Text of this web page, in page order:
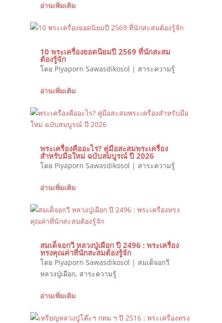
อ่านเพิ่มเติม
10 พระเครื่องยอดนิยมปี 2569 ที่นักสะสม
ต้องรู้จัก
โดย Piyaporn Sawasdikosol | สาระความรู้
อ่านเพิ่มเติม
พระเครื่องคืออะไร? คู่มือสะสมพระเครื่อง
สำหรับมือใหม่ ฉบับสมบูรณ์ ปี 2026
โดย Piyaporn Sawasdikosol | สาระความรู้
อ่านเพิ่มเติม
สมเด็จอกวี หลวงปู่เผือก ปี 2496 : พระเครื่อง
ทรงคุณค่าที่นักสะสมต้องรู้จัก
โดย Piyaporn Sawasdikosol | สมเด็จอกวี
หลวงปู่เผือก, สาระความรู้
อ่านเพิ่มเติม